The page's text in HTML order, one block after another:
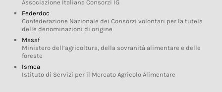
Associazione Italiana Consorzi IG
Federdoc
Confederazione Nazionale dei Consorzi volontari per la tutela
delle denominazioni di origine
Masaf
Ministero dell’agricoltura, della sovranità alimentare e delle
foreste
Ismea
Istituto di Servizi per il Mercato Agricolo Alimentare